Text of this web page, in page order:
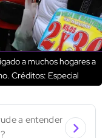
a muchos hogares a
Créditos: Especial
a entender